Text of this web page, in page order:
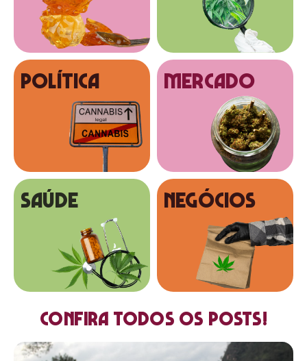
Política MERCADO
SAÚDE NEGÓCIOS
Confira todos os posts!